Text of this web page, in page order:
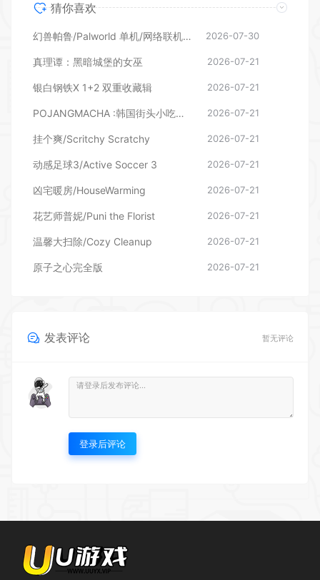
猜你喜欢
幻兽帕鲁/Palworld 单机/网络联机 （更新v1.0.1.10619） 2026-07-30
真理谭：黑暗城堡的女巫 2026-07-21
银白钢铁X 1+2 双重收藏辑 2026-07-21
POJANGMACHA :韩国街头小吃模拟器 2026-07-21
挂个爽/Scritchy Scratchy 2026-07-21
动感足球3/Active Soccer 3 2026-07-21
凶宅暖房/HouseWarming 2026-07-21
花艺师普妮/Puni the Florist 2026-07-21
温馨大扫除/Cozy Cleanup 2026-07-21
原子之心完全版 2026-07-21
发表评论 暂无评论
登录后评论